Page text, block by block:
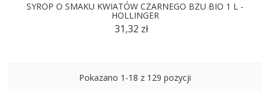
SYROP O SMAKU KWIATÓW CZARNEGO BZU BIO 1 L -
HOLLINGER
31,32 zł
Pokazano 1-18 z 129 pozycji